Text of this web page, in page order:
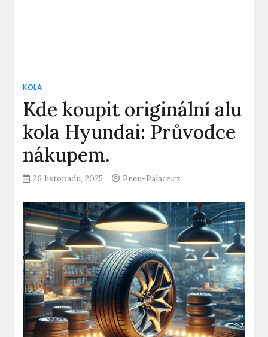
KOLA
Kde koupit originální alu
kola Hyundai: Průvodce
nákupem.
26 listopadu, 2025 Pneu-Palace.cz